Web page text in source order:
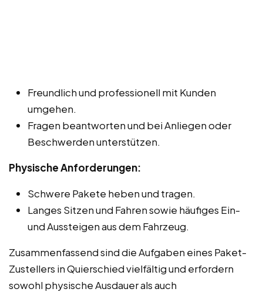
Freundlich und professionell mit Kunden
umgehen.
Fragen beantworten und bei Anliegen oder
Beschwerden unterstützen.
Physische Anforderungen:
Schwere Pakete heben und tragen.
Langes Sitzen und Fahren sowie häufiges Ein-
und Aussteigen aus dem Fahrzeug.
Zusammenfassend sind die Aufgaben eines Paket-
Zustellers in Quierschied vielfältig und erfordern
sowohl physische Ausdauer als auch